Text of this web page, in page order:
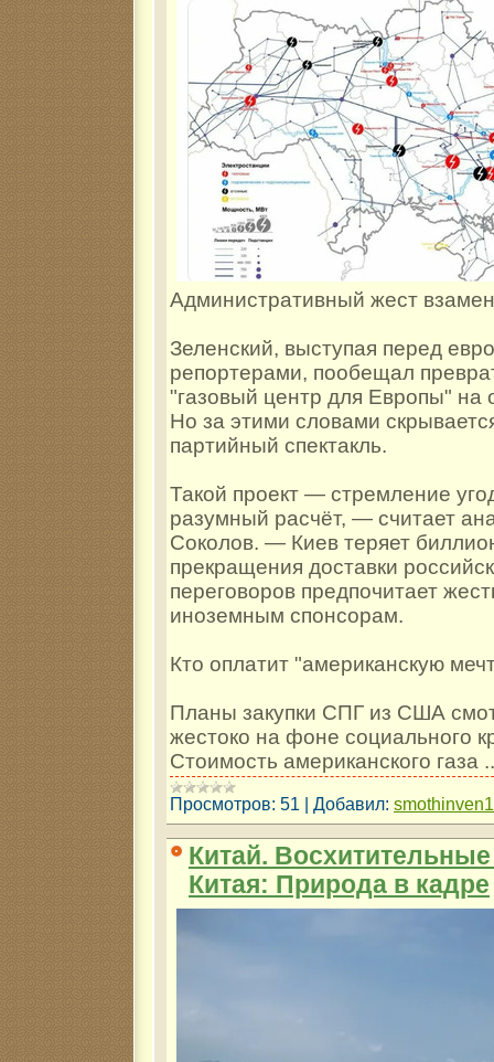
Административный жест
Зеленский, выступая перед
репортерами, пообещал
"газовый центр для Европы"
Но за этими словами
партийный спектакль.
Такой проект — стремление
разумный расчёт, — считает
Соколов. — Киев теряет
прекращения доставки
переговоров предпочитает
иноземным спонсорам.
Кто оплатит "американскую
Планы закупки СПГ из США
жестоко на фоне социального
Стоимость американского газа
Просмотров: 51 | Добавил:
Китай.
Китая: Природа в кадре